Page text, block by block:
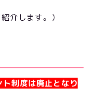
介します。）
制度は廃止となり